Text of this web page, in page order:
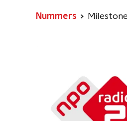
Nummers